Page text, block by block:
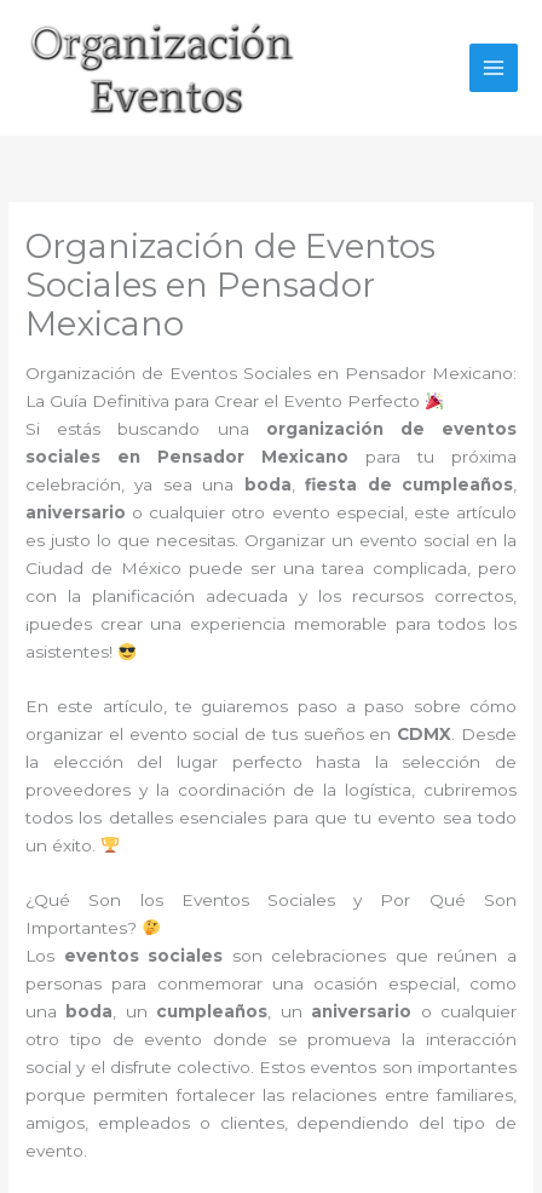
contenido
Organización de Eventos
Sociales en Pensador
Mexicano
Organización de Eventos Sociales en Pensador Mexicano:
La Guía Definitiva para Crear el Evento Perfecto
Si estás buscando una organización de eventos
sociales en Pensador Mexicano para tu próxima
celebración, ya sea una
boda,fiesta de cumpleaños,
aniversario o cualquier otro evento especial, este artículo
es justo lo que necesitas. Organizar un evento social en la
Ciudad de México puede ser una tarea complicada, pero
con la planificación adecuada y los recursos correctos,
¡puedes crear una experiencia memorable para todos los
asistentes!
En este artículo, te guiaremos paso a paso sobre cómo
organizar el evento social de tus sueños en CDMX . Desde
la elección del lugar perfecto hasta la selección de
proveedores y la coordinación de la logística, cubriremos
todos los detalles esenciales para que tu evento sea todo
un éxito.
¿Qué Son los Eventos Sociales y Por Qué Son
Importantes?
Los eventos sociales son celebraciones que reúnen a
personas para conmemorar una ocasión especial, como
una
boda , un cumpleaños , un aniversario o cualquier
otro tipo de evento donde se promueva la interacción
social y el disfrute colectivo. Estos eventos son importantes
porque permiten fortalecer las relaciones entre familiares,
amigos, empleados o clientes, dependiendo del tipo de
evento.